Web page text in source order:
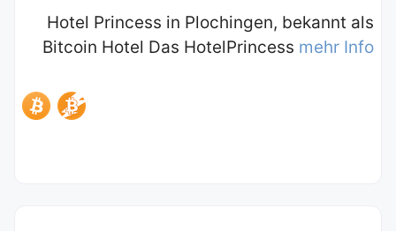
Hotel Princess in Plochingen, bekannt als
Bitcoin Hotel Das HotelPrincess mehr Info